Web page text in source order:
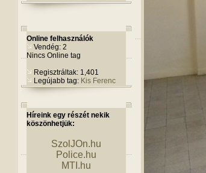
Online felhasználók
Vendég: 2
Nincs Online tag
Regisztráltak: 1,401
Legújabb tag: Kis Ferenc
Híreink egy részét nekik
köszönhetjük:
SzolJOn.hu
Police.hu
MTI.hu